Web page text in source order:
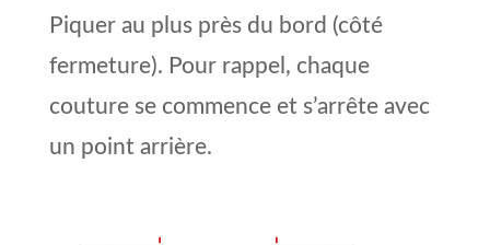
Piquer au plus près du bord (côté
fermeture). Pour rappel, chaque
couture se commence et s’arrête avec
un point arrière.